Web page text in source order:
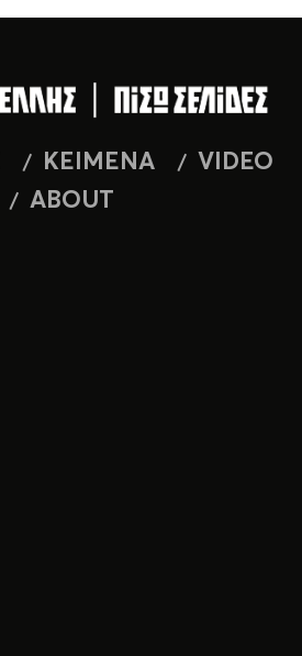
ΚΕΙΜΕΝΑ
VIDEO
ABOUT